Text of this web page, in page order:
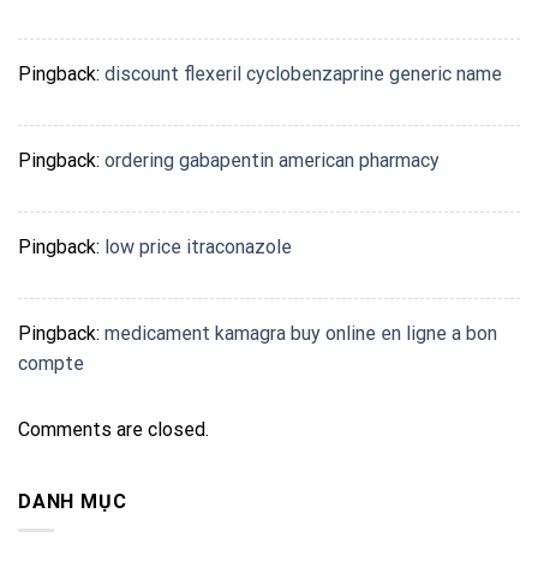
Pingback: discount flexeril cyclobenzaprine generic name
Pingback: ordering gabapentin american pharmacy
Pingback: low price itraconazole
Pingback: medicament kamagra buy online en ligne a bon
compte
Comments are closed.
DANH MỤC